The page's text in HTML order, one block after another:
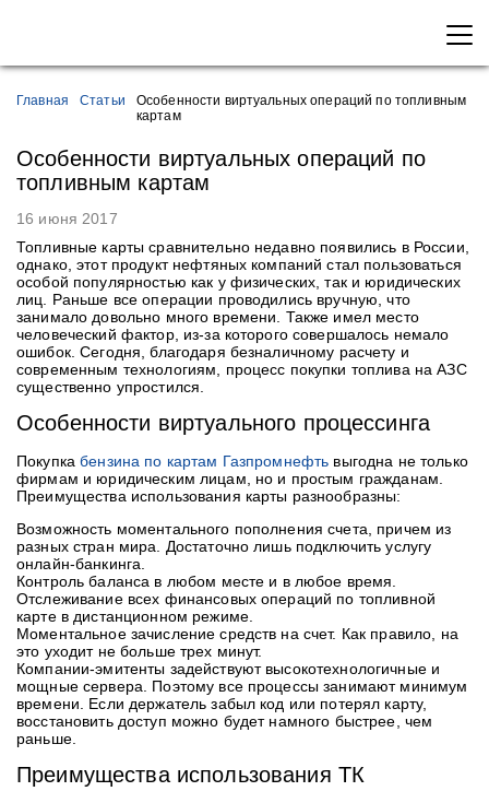
Главная Статьи
Особенности виртуальных операций по топливным
картам
Особенности виртуальных операций по
топливным картам
16 июня 2017
Топливные карты сравнительно недавно появились в России,
однако, этот продукт нефтяных компаний стал пользоваться
особой популярностью как у физических, так и юридических
лиц. Раньше все операции проводились вручную, что
занимало довольно много времени. Также имел место
человеческий фактор, из-за которого совершалось немало
ошибок. Сегодня, благодаря безналичному расчету и
современным технологиям, процесс покупки топлива на АЗС
существенно упростился.
Особенности виртуального процессинга
Покупкабензина по картам Газпромнефть выгодна не только
фирмам и юридическим лицам, но и простым гражданам.
Преимущества использования карты разнообразны:
Возможность моментального пополнения счета, причем из
разных стран мира. Достаточно лишь подключить услугу
онлайн-банкинга.
Контроль баланса в любом месте и в любое время.
Отслеживание всех финансовых операций по топливной
карте в дистанционном режиме.
Моментальное зачисление средств на счет. Как правило, на
это уходит не больше трех минут.
Компании-эмитенты задействуют высокотехнологичные и
мощные сервера. Поэтому все процессы занимают минимум
времени. Если держатель забыл код или потерял карту,
восстановить доступ можно будет намного быстрее, чем
раньше.
Преимущества использования ТК